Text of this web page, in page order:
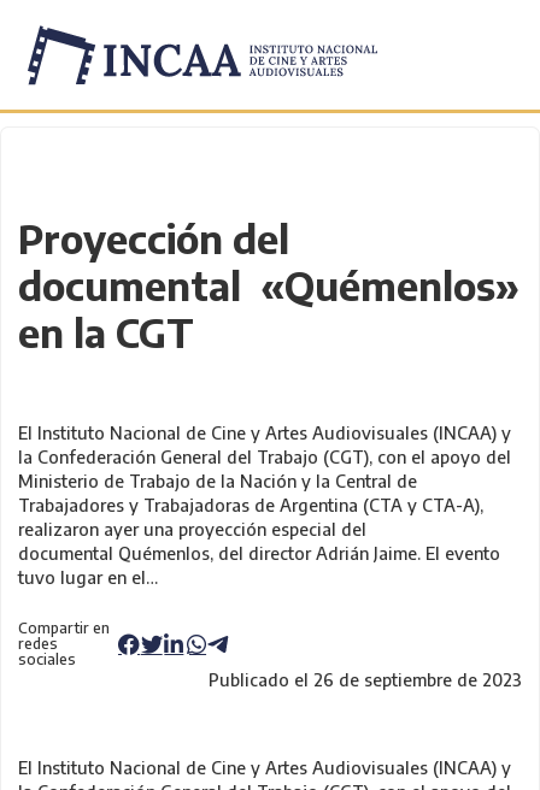
Proyección del
documental «Quémenlos»
en la CGT
El Instituto Nacional de Cine y Artes Audiovisuales (INCAA) y
la Confederación General del Trabajo (CGT), con el apoyo del
Ministerio de Trabajo de la Nación y la Central de
Trabajadores y Trabajadoras de Argentina (CTA y CTA-A),
realizaron ayer una proyección especial del
documental Quémenlos, del director Adrián Jaime. El evento
tuvo lugar en el…
Compartir en
redes
sociales
Publicado el 26 de septiembre de 2023
El Instituto Nacional de Cine y Artes Audiovisuales (INCAA) y